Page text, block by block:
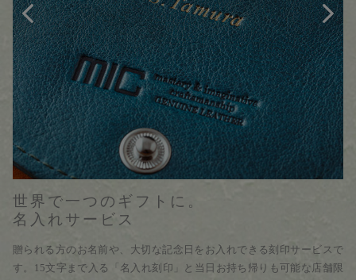
世界で一つのギフトに。
名入れサービス
贈られる方のお名前や、大切な記念日をお入れできる刻印サービスで
す。15文字まで入る「名入れ刻印」と当日お持ち帰りも可能な店舗限